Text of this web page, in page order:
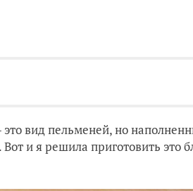
вид пельменей, но
и я решила приготовить это